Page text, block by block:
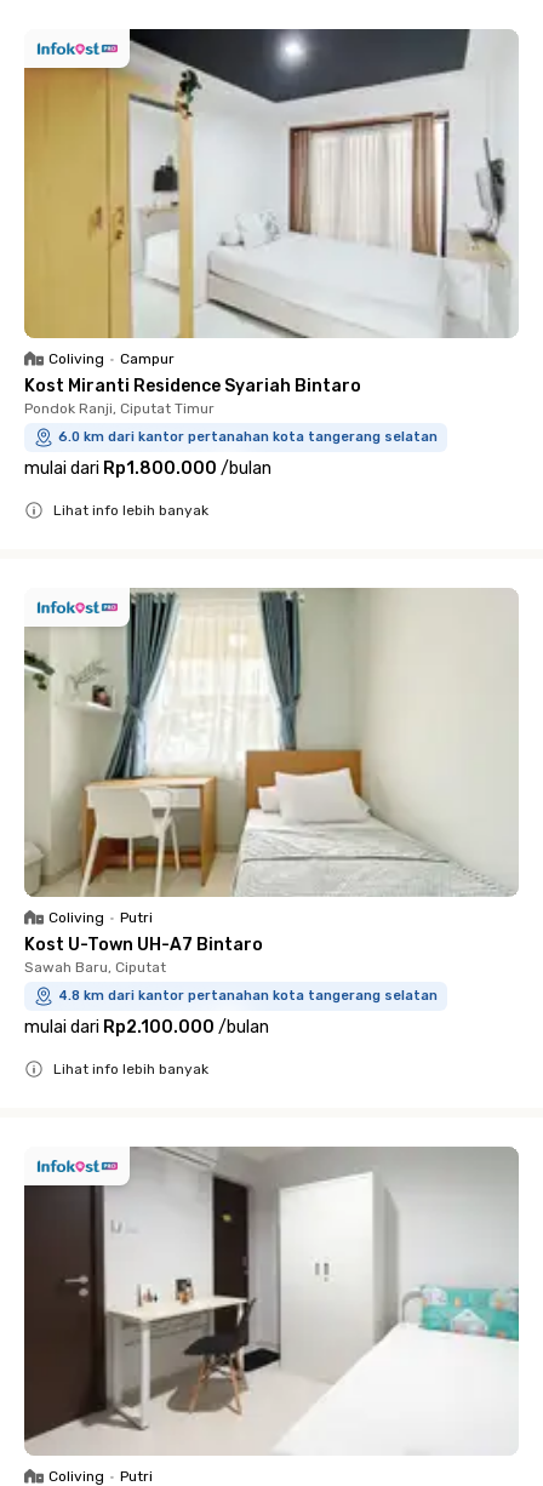
Coliving • Campur
Kost Miranti Residence Syariah Bintaro
Pondok Ranji, Ciputat Timur
6.0 km dari kantor pertanahan kota tangerang selatan
mulai dari Rp1.800.000 /bulan
Lihat info lebih banyak
Coliving • Putri
Kost U-Town UH-A7 Bintaro
Sawah Baru, Ciputat
4.8 km dari kantor pertanahan kota tangerang selatan
mulai dari Rp2.100.000 /bulan
Lihat info lebih banyak
Coliving • Putri